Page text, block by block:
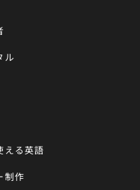
ル
える英語
制作